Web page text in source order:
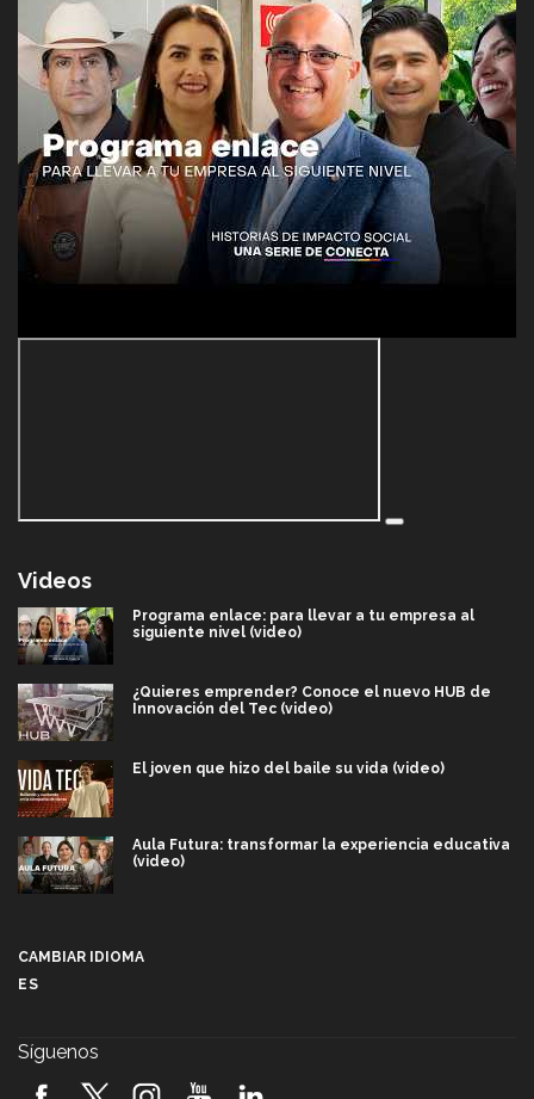
Videos
Programa enlace: para llevar a tu empresa al
siguiente nivel (video)
¿Quieres emprender? Conoce el nuevo HUB de
Innovación del Tec (video)
El joven que hizo del baile su vida (video)
Aula Futura: transformar la experiencia educativa
(video)
2026! (video)
CAMBIAR IDIOMA
ES
Síguenos